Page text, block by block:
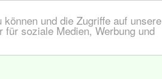
und die Zugriffe auf unsere
soziale Medien, Werbung und